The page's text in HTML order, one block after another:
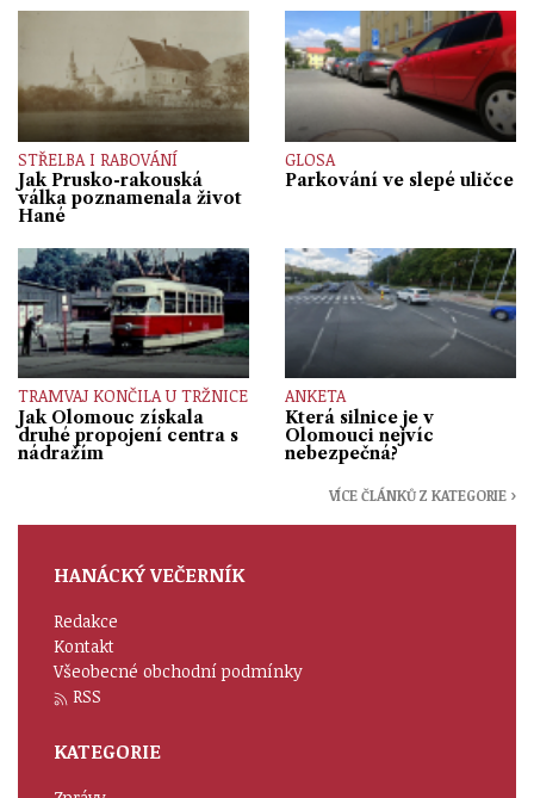
STŘELBA I RABOVÁNÍ
Jak Prusko-rakouská
válka poznamenala život
Hané
GLOSA
Parkování ve slepé uličce
TRAMVAJ KONČILA U TRŽNICE
Jak Olomouc získala
druhé propojení centra s
nádražím
ANKETA
Která silnice je v
Olomouci nejvíc
nebezpečná?
VÍCE ČLÁNKŮ Z KATEGORIE ›
HANÁCKÝ VEČERNÍK
Redakce
Kontakt
Všeobecné obchodní podmínky
RSS
KATEGORIE